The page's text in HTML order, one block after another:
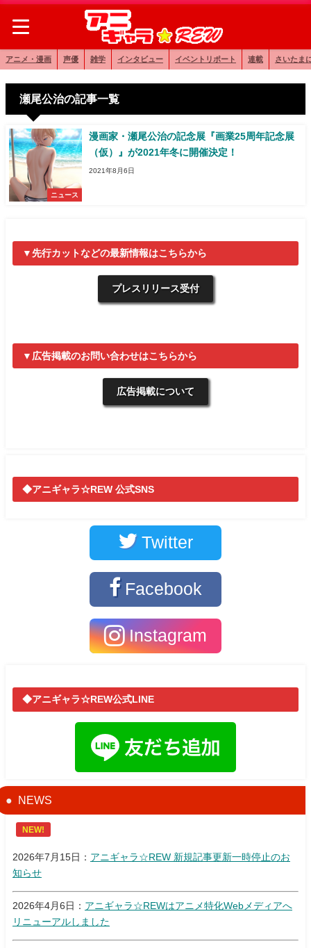
アニメ・漫画 声優 雑学 インタビュー イベントリポート 連載 さいたま
瀬尾公治の記事一覧
ニュース
漫画家・瀬尾公治の記念展『画業25周年記念展
（仮）』が2021年冬に開催決定！
2021年8月6日
▼先行カットなどの最新情報はこちらから
プレスリリース受付
▼広告掲載のお問い合わせはこちらから
広告掲載について
◆アニギャラ☆REW 公式SNS
Twitter
Facebook
Instagram
◆アニギャラ☆REW公式LINE
NEWS
NEW!
2026年7月15日： アニギャラ☆REW 新規記事更新一時停止のお
知らせ
2026年4月6日： アニギャラ☆REWはアニメ特化Webメディアへ
リニューアルしました